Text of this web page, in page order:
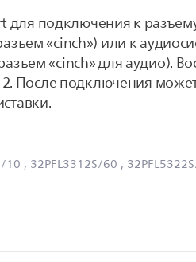
для подключения к
«cinch») или к
«cinch» для аудио).
После подключения
10 , 32PFL3312S/60 ,